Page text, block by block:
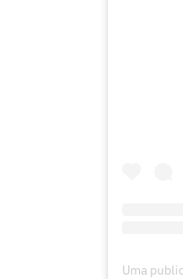
Uma